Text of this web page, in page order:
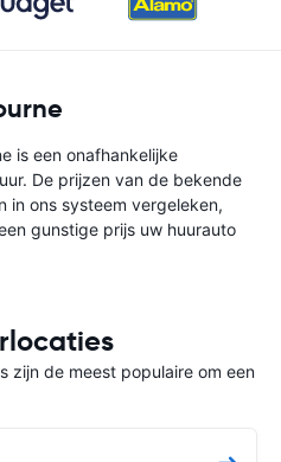
is een onafhankelijke
De prijzen van de bekende
in ons systeem vergeleken,
gunstige prijs uw huurauto
zijn de meest populaire om een